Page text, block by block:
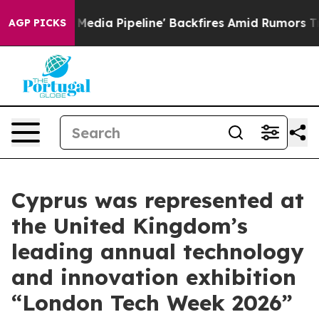
AGP PICKS
Media Pipeline' Backfires Amid Rumors Trump
Cyprus was represented at
the United Kingdom’s
leading annual technology
and innovation exhibition
“London Tech Week 2026”